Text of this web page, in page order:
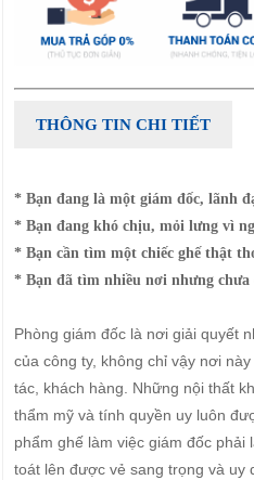
THÔNG TIN CHI TIẾT
* Bạn đang là một giám đốc, lãnh
* Bạn đang khó chịu, mỏi lưng vì
* Bạn cần tìm một chiếc ghế thật
* Bạn đã tìm nhiều nơi nhưng chưa
Phòng giám đốc là nơi giải quyết
của công ty, không chỉ vậy nơi
tác, khách hàng. Những nội thất
thẩm mỹ và tính quyền uy luôn
phẩm ghế làm việc giám đốc phải
toát lên được vẻ sang trọng và uy